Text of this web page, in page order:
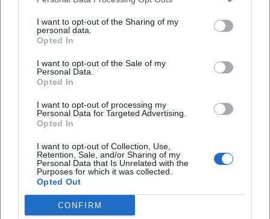
I want to opt-out of the Sharing of my
personal data.
Opted In
I want to opt-out of the Sale of my
Personal Data.
Opted In
I want to opt-out of processing my
Personal Data for Targeted Advertising.
Opted In
I want to opt-out of Collection, Use,
Retention, Sale, and/or Sharing of my
Personal Data that Is Unrelated with the
Purposes for which it was collected.
Opted Out
CONFIRM
Stadtpark ist kein passiver Durchgangsort, sondern
ein flexibler Platz für lokale Ereignisse,
Sommerfeste und thematische Aktionen.
stadtpark))
Für Besucher ist dabei auch wichtig, dass das
Gelände mehrere Zonen bietet, in denen sich
Programmpunkte räumlich gut verteilen lassen. Die
Stadt spricht von Begegnung, Bewegung und
gemeinsamem Erleben; genau so ist das
Nutzungskonzept angelegt. Ein Fest kann am
Wo finde ich das aktuelle Programm für den
Stadtpark Deggendorf?
parken?
Gibt es im Stadtpark Deggendorf Minigolf und
einen Biergarten?
Welche Spielangebote gibt es für Kinder im
Stadtpark Deggendorf?